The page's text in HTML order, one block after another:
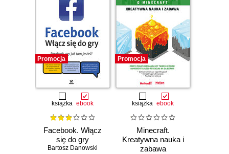
Promocja
książka ebook
Facebook. Włącz
się do gry
Bartosz Danowski
Promocja
książka ebook
Minecraft.
Kreatywna nauka i
zabawa